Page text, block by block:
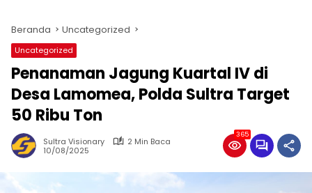
Beranda Uncategorized
Uncategorized
Penanaman Jagung Kuartal IV di
Desa Lamomea, Polda Sultra Target
50 Ribu Ton
Sultra Visionary
2 Min Baca
10/08/2025
365